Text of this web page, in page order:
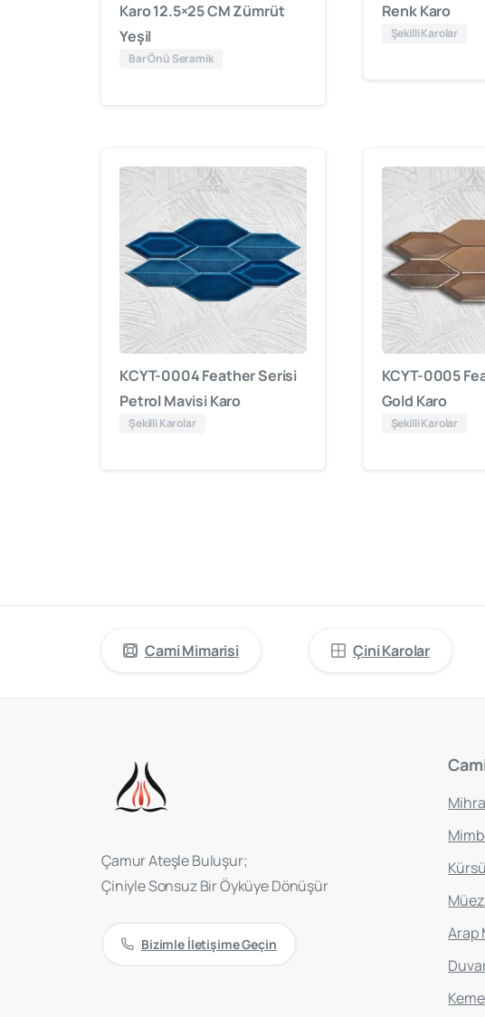
Karo 12.5×25 CM Zümrüt
Yeşil
Bar Önü Seramik
Renk Karo
Şekilli Karolar
KCYT-0004 Feather Serisi
Petrol Mavisi Karo
Şekilli Karolar
KCYT-0005
Gold Karo
Şekilli Karolar
Cami Mimarisi Çini Karolar
Çamur Ateşle Buluşur;
Çiniyle Sonsuz Bir Öyküye Dönüşür
Bizimle İletişime Geçin
Kürsü
Arap